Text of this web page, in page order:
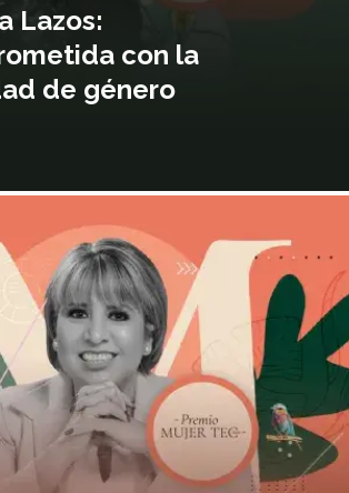
Lazos:
con la
de género